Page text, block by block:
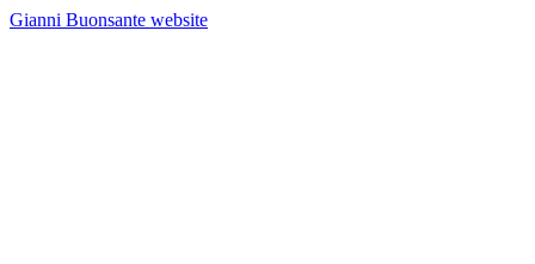
Gianni Buonsante website